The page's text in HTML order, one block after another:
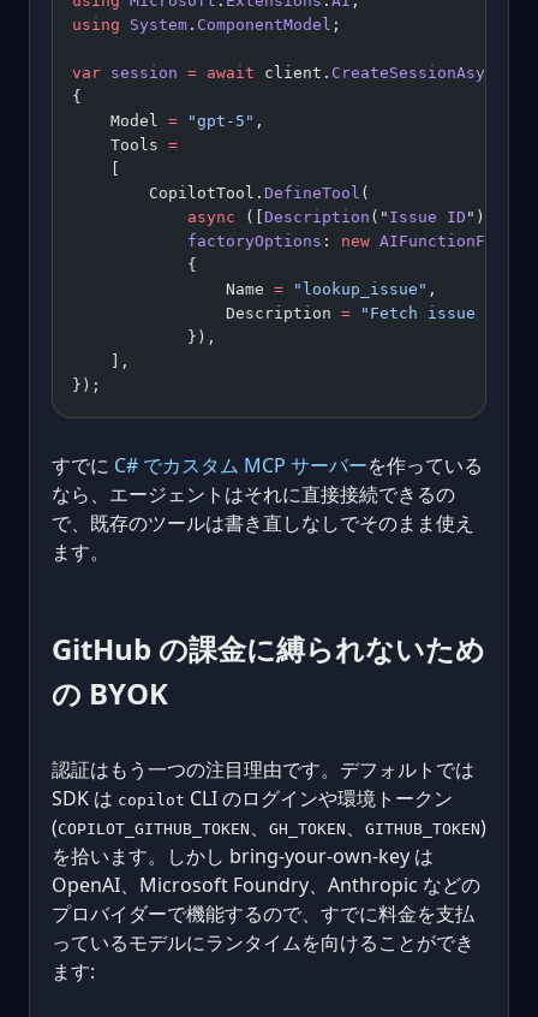
using System . ComponentModel ;
var session = await client. CreateSessionAsync
{
    Model
= "gpt-5" ,
    Tools
=
    [
        CopilotTool.
DefineTool (
            async
([Description (" Issue ID ")]
            factoryOptions
: new
            {
                Name
= "lookup_issue" ,
                Description
= "Fetch issue
            }),
    ],
});
すでに C# でカスタム MCP サーバーを作っている
なら、エージェントはそれに直接接続できるの
で、既存のツールは書き直しなしでそのまま使え
ます。
GitHub の課金に縛られないため
の BYOK
認証はもう一つの注目理由です。デフォルトでは
SDK は copilot CLI のログインや環境トークン
(COPILOT_GITHUB_TOKEN 、 GH_TOKEN 、 GITHUB_TOKEN)
を拾います。しかし bring-your-own-key は
OpenAI、Microsoft Foundry、Anthropic などの
プロバイダーで機能するので、すでに料金を支払
っているモデルにランタイムを向けることができ
ます: